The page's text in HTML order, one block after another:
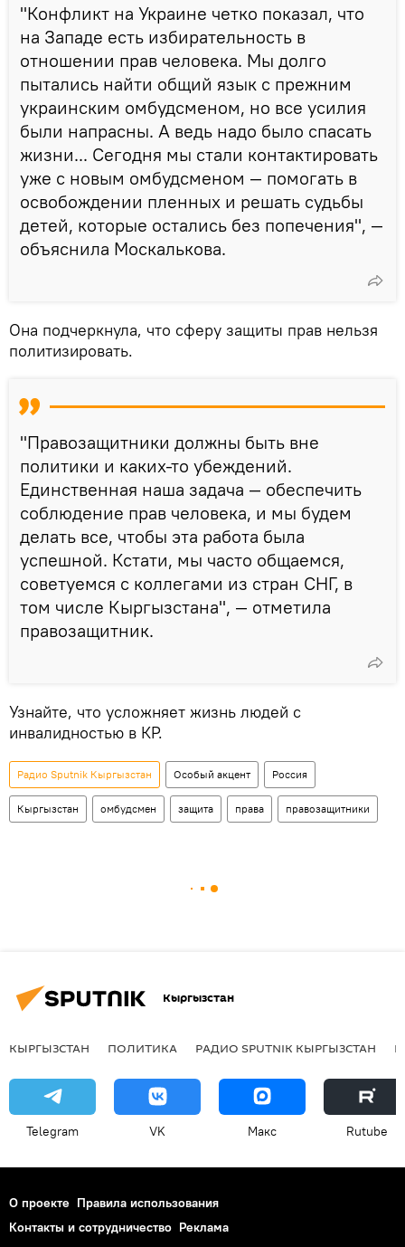
"Конфликт на Украине четко показал, что
на Западе есть избирательность в
отношении прав человека. Мы долго
пытались найти общий язык с прежним
украинским омбудсменом, но все усилия
были напрасны. А ведь надо было спасать
жизни... Сегодня мы стали контактировать
уже с новым омбудсменом — помогать в
освобождении пленных и решать судьбы
детей, которые остались без попечения", —
объяснила Москалькова.
Она подчеркнула, что сферу защиты прав нельзя
политизировать.
"Правозащитники должны быть вне
политики и каких-то убеждений.
Единственная наша задача — обеспечить
соблюдение прав человека, и мы будем
делать все, чтобы эта работа была
успешной. Кстати, мы часто общаемся,
советуемся с коллегами из стран СНГ, в
том числе Кыргызстана", — отметила
правозащитник.
Узнайте, что усложняет жизнь людей с
инвалидностью в КР.
Радио Sputnik Кыргызстан Особый акцент Россия
Кыргызстан омбудсмен защита права правозащитники
Кыргызстан
КЫРГЫЗСТАН ПОЛИТИКА РАДИО SPUTNIK КЫРГЫЗСТАН
Telegram VK Макс Rutube
О проекте Правила использования
Контакты и сотрудничество Реклама